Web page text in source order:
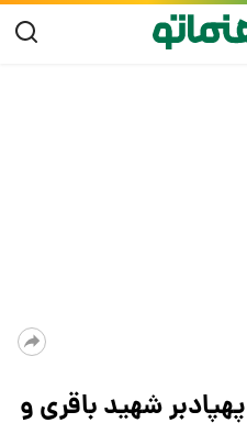
شهید باقری و